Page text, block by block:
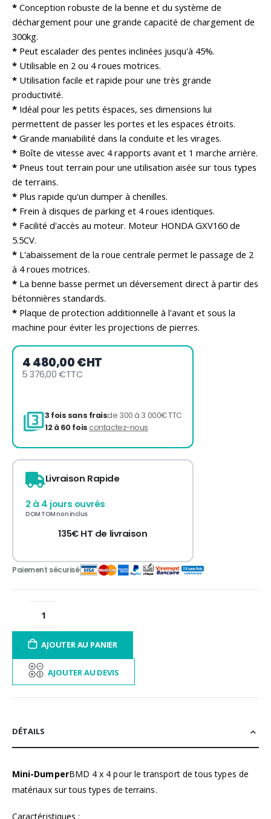
* Conception robuste de la benne et du système de
déchargement pour une grande capacité de chargement de
300kg.
* Peut escalader des pentes inclinées jusqu'à 45%.
* Utilisable en 2 ou 4 roues motrices.
* Utilisation facile et rapide pour une très grande
productivité.
* Idéal pour les petits éspaces, ses dimensions lui
permettent de passer les portes et les espaces étroits.
* Grande maniabilité dans la conduite et les virages.
* Boîte de vitesse avec 4 rapports avant et 1 marche arrière.
* Pneus tout terrain pour une utilisation aisée sur tous types
de terrains.
* Plus rapide qu'un dumper à chenilles.
* Frein à disques de parking et 4 roues identiques.
* Facilité d'accès au moteur. Moteur HONDA GXV160 de
5.5CV.
* L'abaissement de la roue centrale permet le passage de 2
à 4 roues motrices.
* La benne basse permet un déversement direct à partir des
bétonnières standards.
* Plaque de protection additionnelle à l'avant et sous la
machine pour éviter les projections de pierres.
4 480,00 €HT
5 376,00 €TTC
12 à 60 foiscontactez-nous
Livraison Rapide
2 à 4 jours ouvrés
DOM TOM non inclus
135€ HT de livraison
AJOUTER AU PANIER
AJOUTER AU DEVIS
DÉTAILS
Mini-DumperBMD 4 x 4 pour le transport de tous types de
matériaux sur tous types de terrains.
Caractéristiques :